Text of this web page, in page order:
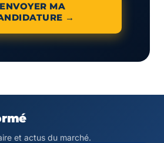
ENVOYER MA
→
et actus du marché.